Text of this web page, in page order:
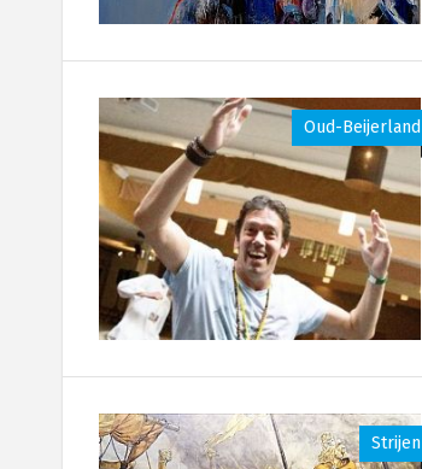
Oud-Beijerland
Strijen